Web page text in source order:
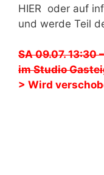
HIER oder auf
und werde Teil
SA 09.07. 13:30
im Studio
> Wird